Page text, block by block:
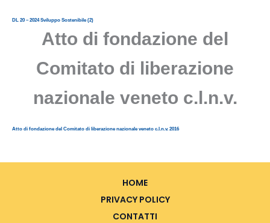
DL 20 – 2024 Sviluppo Sostenibile (2)
Atto di fondazione del
Comitato di liberazione
nazionale veneto c.l.n.v.
Atto di fondazione del Comitato di liberazione nazionale veneto c.l.n.v. 2016
HOME
PRIVACY POLICY
CONTATTI